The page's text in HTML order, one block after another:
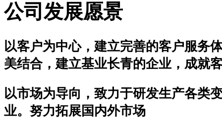
公司发展愿景
以客户为中心，建立完善的客户服务
美结合，建立基业长青的企业，成就
以市场为导向，致力于研发生产各类
业。努力拓展国内外市场